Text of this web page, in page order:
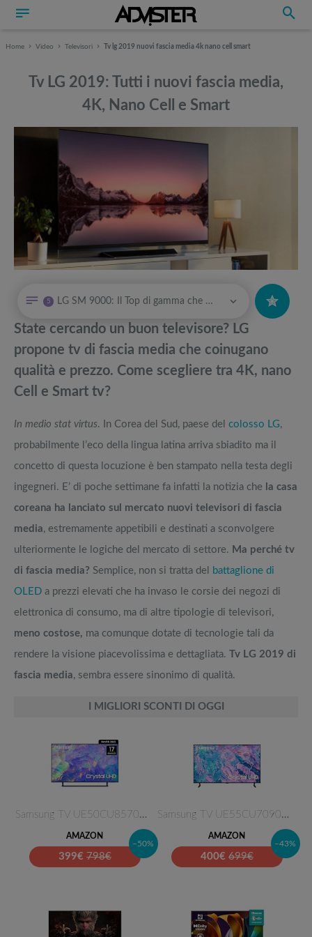
Home Video Televisori Tv lg 2019 nuovi fascia media 4k nano cell smart
Tv LG 2019: Tutti i nuovi fascia media,
4K, Nano Cell e Smart
Miglior monitor curvo gaming: la classifica dei bestseller
Lavatrice doppio cestello: LG TWINWash vs Haier Duo a doppio carico
apprezzati
Attrezzi sportivi a metà prezzo Black Friday: Tapis roulant, cyclette,
Offerte robot aspirapolvere da non perdere nella Black Friday Week
5 LG SM 9000: Il Top di gamma che si crede un OLED
State cercando un buon televisore? LG
propone tv di fascia media che coinugano
qualità e prezzo. Come scegliere tra 4K, nano
Cell e Smart tv?
In medio stat virtus. In Corea del Sud, paese del colosso LG,
probabilmente l’eco della lingua latina arriva sbiadito ma il
concetto di questa locuzione è ben stampato nella testa degli
ingegneri. E’ di poche settimane fa infatti la notizia che la casa
coreana ha lanciato sul mercato nuovi televisori di fascia
media, estremamente appetibili e destinati a sconvolgere
ulteriormente le logiche del mercato di settore. Ma perché tv
di fascia media? Semplice, non si tratta del
battaglione di
OLED a prezzi elevati che ha invaso le corsie dei negozi di
elettronica di consumo, ma di altre tipologie di televisori,
meno costose, ma comunque dotate di tecnologie tali da
rendere la visione piacevolissima e dettagliata. Tv LG 2019 di
fascia media, sembra essere sinonimo di qualità.
I MIGLIORI SCONTI DI OGGI
Samsung TV UE50CU8570UXZT Crys…
AMAZON
399€ 798€
–50%
Samsung TV UE55CU7090UXZT Crys…
AMAZON
400€ 699€
–43%